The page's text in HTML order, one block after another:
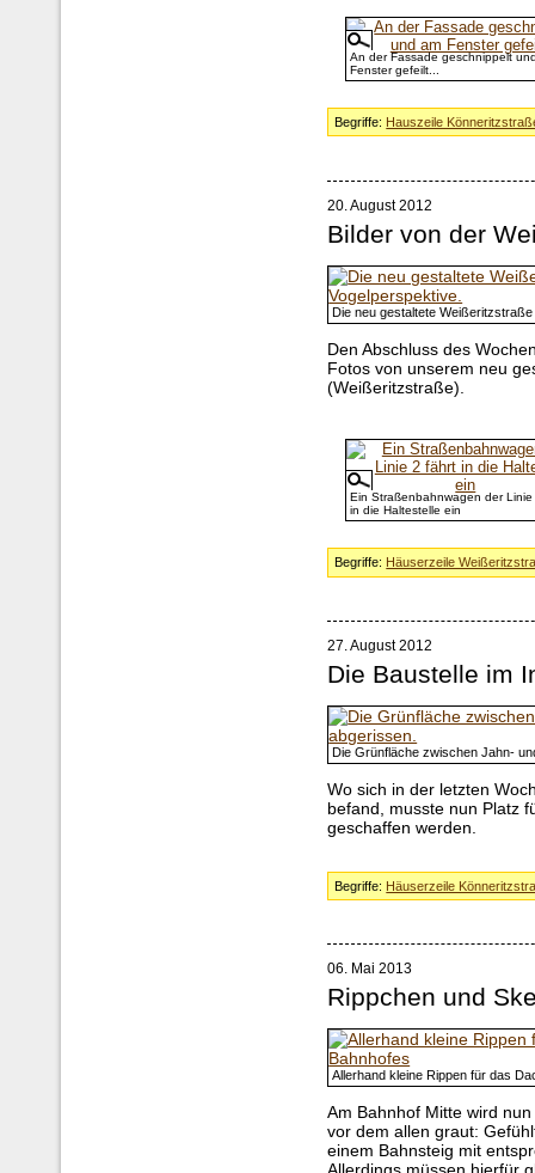
An der Fassade geschnippelt
Fenster gefeilt...
Begriffe: Hauszeile
20. August 2012
Bilder von der
Die neu gestaltete
Den Abschluss des
Fotos von unserem neu
(Weißeritzstraße).
Ein Straßenbahnwagen der
in die Haltestelle ein
Begriffe: Häuserzeile
27. August 2012
Die Baustelle im
Die Grünfläche zwischen Jahn-
Wo sich in der letzten
befand, musste nun Platz
geschaffen werden.
Begriffe: Häuserzeile
06. Mai 2013
Rippchen und
Allerhand kleine Rippen für das
Am Bahnhof Mitte wird
vor dem allen graut:
einem Bahnsteig mit